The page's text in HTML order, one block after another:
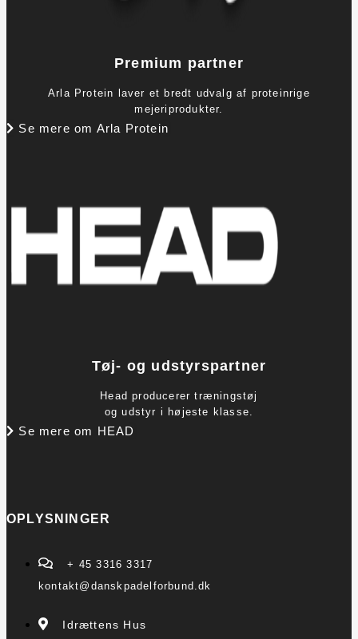
Premium partner
Arla Protein laver et bredt udvalg af proteinrige
mejeriprodukter.
Se mere om Arla Protein
Tøj- og udstyrspartner
Head producerer træningstøj
og udstyr i højeste klasse.
Se mere om HEAD
OPLYSNINGER
+ 45 3316 3317
kontakt@danskpadelforbund.dk
Idrættens Hus